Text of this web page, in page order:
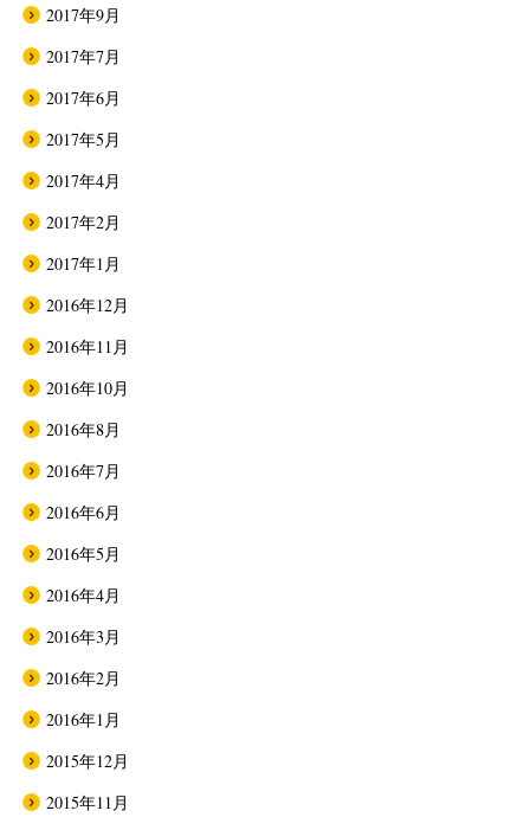
2017年9月
2017年7月
2017年6月
2017年5月
2017年4月
2017年2月
2017年1月
2016年12月
2016年11月
2016年10月
2016年8月
2016年7月
2016年6月
2016年5月
2016年4月
2016年3月
2016年2月
2016年1月
2015年12月
2015年11月